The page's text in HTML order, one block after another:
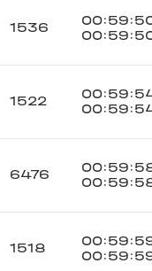
1536
1522
6476
1518